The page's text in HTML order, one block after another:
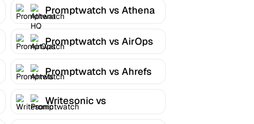
Promptwatch vs Athena
HQ
Promptwatch vs AirOps
Promptwatch vs Ahrefs
Writesonic vs
Promptwatch